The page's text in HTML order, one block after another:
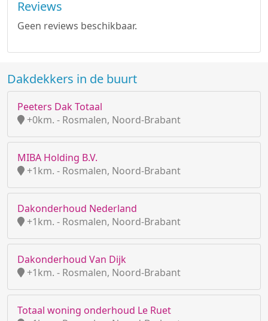
Reviews
Geen reviews beschikbaar.
Dakdekkers in de buurt
Peeters Dak Totaal
+0km. - Rosmalen, Noord-Brabant
MIBA Holding B.V.
+1km. - Rosmalen, Noord-Brabant
Dakonderhoud Nederland
+1km. - Rosmalen, Noord-Brabant
Dakonderhoud Van Dijk
+1km. - Rosmalen, Noord-Brabant
Totaal woning onderhoud Le Ruet